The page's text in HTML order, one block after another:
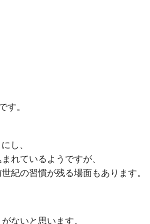
す。
し、
れているようですが、
紀の習慣が残る場面もあります。
ないと思います。